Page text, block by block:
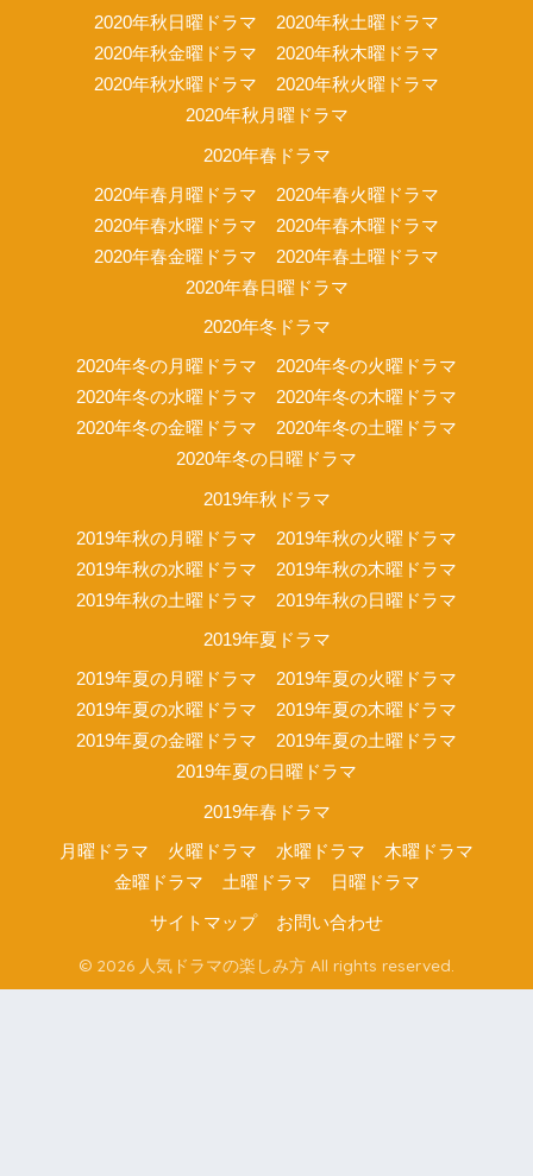
2020年秋日曜ドラマ
2020年秋土曜ドラマ
2020年秋金曜ドラマ
2020年秋木曜ドラマ
2020年秋水曜ドラマ
2020年秋火曜ドラマ
2020年秋月曜ドラマ
2020年春ドラマ
2020年春月曜ドラマ
2020年春火曜ドラマ
2020年春水曜ドラマ
2020年春木曜ドラマ
2020年春金曜ドラマ
2020年春土曜ドラマ
2020年春日曜ドラマ
2020年冬ドラマ
2020年冬の月曜ドラマ
2020年冬の火曜ドラマ
2020年冬の水曜ドラマ
2020年冬の木曜ドラマ
2020年冬の金曜ドラマ
2020年冬の土曜ドラマ
2020年冬の日曜ドラマ
2019年秋ドラマ
2019年秋の月曜ドラマ
2019年秋の火曜ドラマ
2019年秋の水曜ドラマ
2019年秋の木曜ドラマ
2019年秋の土曜ドラマ
2019年秋の日曜ドラマ
2019年夏ドラマ
2019年夏の月曜ドラマ
2019年夏の火曜ドラマ
2019年夏の水曜ドラマ
2019年夏の木曜ドラマ
2019年夏の金曜ドラマ
2019年夏の土曜ドラマ
2019年夏の日曜ドラマ
2019年春ドラマ
月曜ドラマ 火曜ドラマ 水曜ドラマ
木曜ドラマ
金曜ドラマ
土曜ドラマ 日曜ドラマ
サイトマップ お問い合わせ
© 2026 人気ドラマの楽しみ方 All rights reserved.